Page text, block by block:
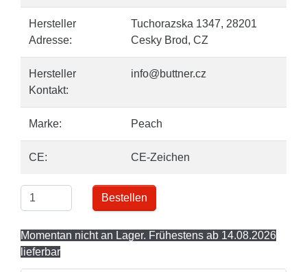
Hersteller
Adresse:
Tuchorazska 1347, 28201
Cesky Brod, CZ
Hersteller
Kontakt:
info@buttner.cz
Marke: Peach
CE: CE-Zeichen
Bestellen
Momentan nicht an Lager. Frühestens ab 14.08.2026
lieferbar